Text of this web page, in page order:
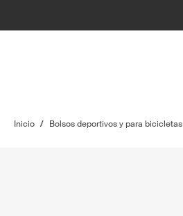
Inicio / Bolsos deportivos y para bicicletas